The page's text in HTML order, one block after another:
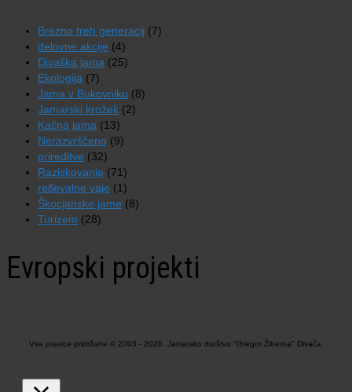
Brezno treh generacij (7)
delovne akcije (4)
Divaška jama (25)
Ekologija (7)
Jama v Bukovniku (8)
Jamarski krožek (2)
Kačna jama (13)
Nerazvrščeno (9)
prireditve (32)
Raziskovanje (71)
reševalne vaje (1)
Škocjanske jame (8)
Turizem (28)
Evropski projekti
Vse pravice pridržane © 2003 - 2026. Jamarsko društvo "Gregor Žiberna" Divača.